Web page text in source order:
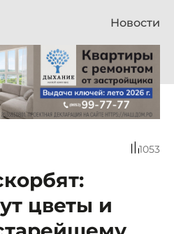
Новости
1053
цветы и